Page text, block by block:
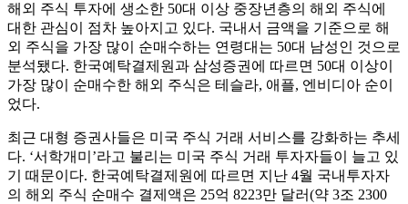
해외 주식 투자에 생소한 50대 이상 중장년층의 해외 주식에
대한 관심이 점차 높아지고 있다. 국내서 금액을 기준으로 해
외 주식을 가장 많이 순매수하는 연령대는 50대 남성인 것으로
분석됐다. 한국예탁결제원과 삼성증권에 따르면 50대 이상이
가장 많이 순매수한 해외 주식은 테슬라, 애플, 엔비디아 순이
었다.
최근 대형 증권사들은 미국 주식 거래 서비스를 강화하는 추세
다. ‘서학개미’라고 불리는 미국 주식 거래 투자자들이 늘고 있
기 때문이다. 한국예탁결제원에 따르면 지난 4월 국내투자자
의 해외 주식 순매수 결제액은 25억 8223만 달러(약 3조 2300